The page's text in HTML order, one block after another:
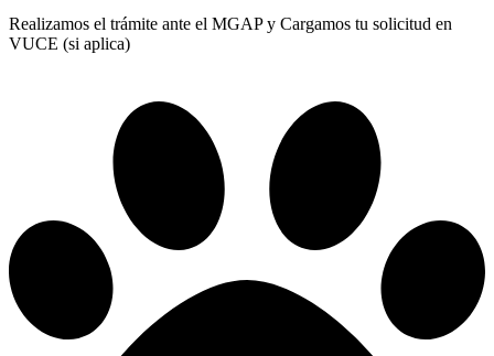
Realizamos el trámite ante el MGAP y Cargamos tu solicitud en
VUCE (si aplica)